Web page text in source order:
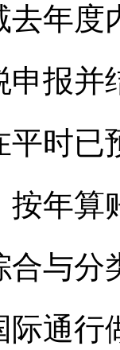
去年
申报
时已
年算
合与
际通行